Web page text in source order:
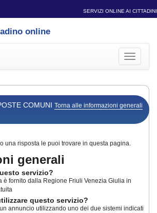
SERVIZI ONLINE AI CITTADINI
online
Toggle
COMUNI Torna alle informazioni generali
una risposta le puoi trovare in questa pagina.
generali
servizio?
è fornito dalla Regione Friuli Venezia Giulia in
questo servizio?
annuncio utilizzando uno dei due sistemi indicati